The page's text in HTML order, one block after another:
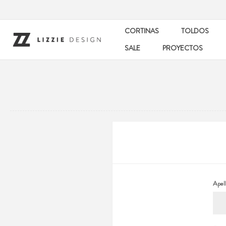
CORTINAS TOLDOS
SALE
PROYECTOS